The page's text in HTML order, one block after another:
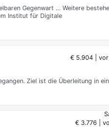
Gegenwart … Weitere
Institut für Digitale
€ 5.904 |
Ziel ist die Überleitung in ein
€ 3.776 |